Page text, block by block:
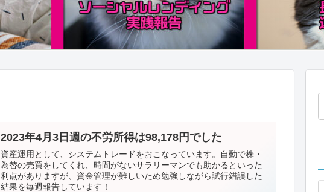
2023年4月3日週の不労所得は98,178円でした
資産運用として、システムトレードをおこなっています。自動で株・
為替の売買をしてくれ、時間がないサラリーマンでも助かるといった
利点がありますが、資金管理が難しいため勉強しながら試行錯誤した
結果を毎週報告しています！